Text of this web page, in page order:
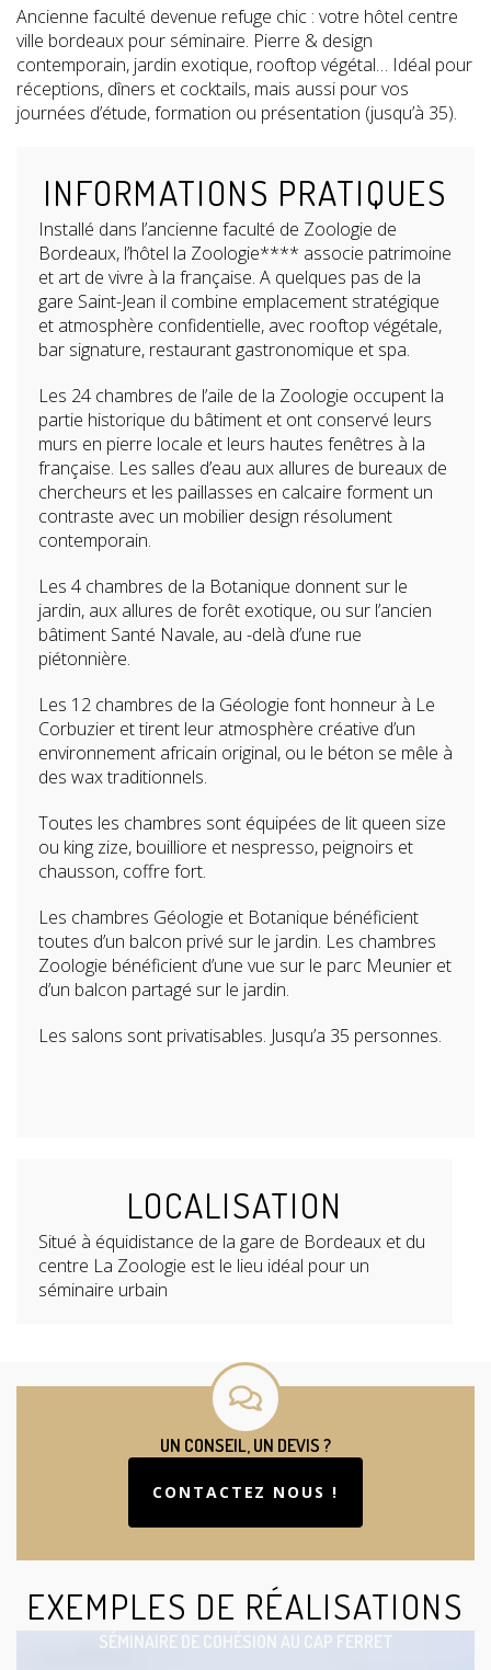
Ancienne faculté devenue refuge chic : votre hôtel centre
ville bordeaux pour séminaire. Pierre & design
contemporain, jardin exotique, rooftop végétal… Idéal pour
réceptions, dîners et cocktails, mais aussi pour vos
journées d’étude, formation ou présentation (jusqu’à 35).
INFORMATIONS PRATIQUES
Installé dans l’ancienne faculté de Zoologie de
Bordeaux, l’hôtel la Zoologie**** associe patrimoine
et art de vivre à la française. A quelques pas de la
gare Saint-Jean il combine emplacement stratégique
et atmosphère confidentielle, avec rooftop végétale,
bar signature, restaurant gastronomique et spa.
Les 24 chambres de l’aile de la Zoologie occupent la
partie historique du bâtiment et ont conservé leurs
murs en pierre locale et leurs hautes fenêtres à la
française. Les salles d’eau aux allures de bureaux de
chercheurs et les paillasses en calcaire forment un
contraste avec un mobilier design résolument
contemporain.
Les 4 chambres de la Botanique donnent sur le
jardin, aux allures de forêt exotique, ou sur l’ancien
bâtiment Santé Navale, au -delà d’une rue
piétonnière.
Les 12 chambres de la Géologie font honneur à Le
Corbuzier et tirent leur atmosphère créative d’un
environnement africain original, ou le béton se mêle à
des wax traditionnels.
Toutes les chambres sont équipées de lit queen size
ou king zize, bouilliore et nespresso, peignoirs et
chausson, coffre fort.
Les chambres Géologie et Botanique bénéficient
toutes d’un balcon privé sur le jardin. Les chambres
Zoologie bénéficient d’une vue sur le parc Meunier et
d’un balcon partagé sur le jardin.
Les salons sont privatisables. Jusqu’a 35 personnes.
LOCALISATION
Situé à équidistance de la gare de Bordeaux et du
centre La Zoologie est le lieu idéal pour un
séminaire urbain
UN CONSEIL, UN DEVIS ?
CONTACTEZ NOUS !
EXEMPLES DE RÉALISATIONS
SÉMINAIRE DE COHÉSION AU CAP FERRET